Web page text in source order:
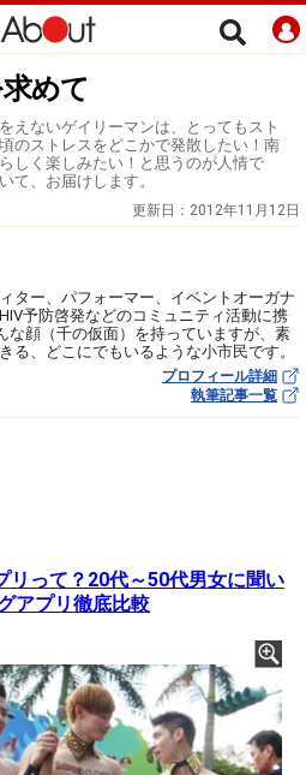
めて
えないゲイリーマンは、とってもスト
のストレスをどこかで発散したい！南
しく楽しみたい！と思うのが人情で
て、お届けします。
更新日： 2012年11月12日
ター、パフォーマー、イベントオーガナ
予防啓発などのコミュニティ活動に携
な顔（千の仮面）を持っていますが、素
る、どこにでもいるような小市民です。
プロフィール詳細
執筆記事一覧
リって？20代～50代男女に聞い
アプリ徹底比較